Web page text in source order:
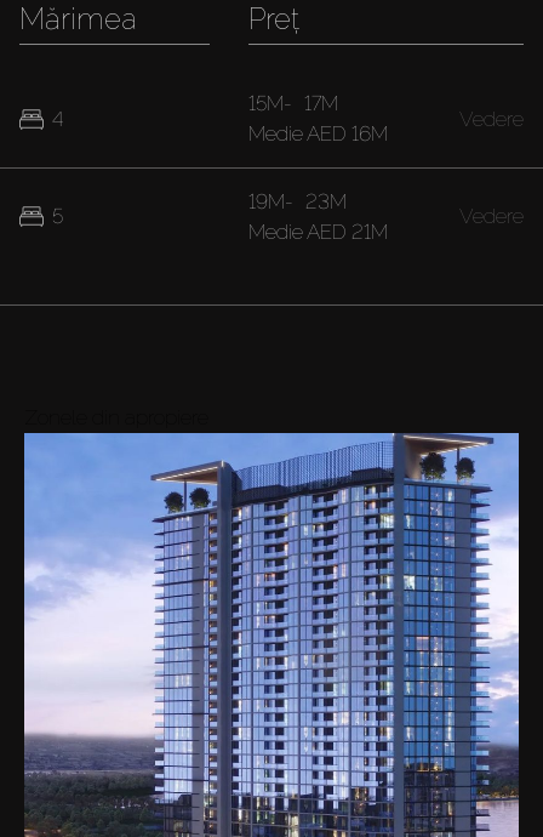
Mărimea
4
5
Preț
15M- 17M
MedieAED 16M
Vedere
19M- 23M
MedieAED 21M
Vedere